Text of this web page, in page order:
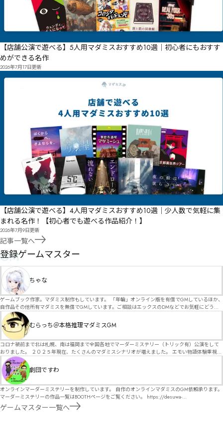
【店舗公演で遊べる】5人用マダミスおすすめ10選｜初心者にもおすす
めができる名作
2026年7月17日更新
【店舗公演で遊べる】4人用マダミスおすすめ10選｜少人数で気軽に集
まれる名作！【初心者でも遊べる作品紹介！】
2026年7月9日更新
記事一覧へ
GM
登録ゲームマスター
ちゃな
ゲームブック作家。マダミス制作もしています。 「年輪」オンライン版を有償でGMしているほか、
自作品その他所有マダミスを無償でGMしています。ご相談はエックスのDMなどでお気軽にどう
ぞ。
むらっち＠本格推理マダミスGM
コロナ禍前まで北は札幌、南は福岡まで全国各地でマーダーミステリー（トリック有）公演をして
おりました。 ２０２５年現在、たくさんのマダミスシナリオが増えました。 エモい物語体験重視の
シナリオがマダミス・マーダーミステリーというジャンル名でたくさんあるため、そのようなシナ
リオは簡単に遊べます。 しかし、２～３時間ずっと考え＆議論して、見たことないトリックが解け
る閃きや犯人として逃げ切る楽しみのある本格推理マーダーミステリーを見つけることが難しくな
劇団ですわ
オンラインマーダーミステリーを制作しています。 自作のオンラインマダミスのGM依頼承ります。
マーダーミステリーの作品一覧はBOOTHページをご覧ください。 https://desuwa-
madamisu.booth.pm/ 以下注意事項をご一読、同意の上で、予約フォームからご連絡ください。
■GM依頼の注意事項■ ①依頼をする作品のＢＯＯＴＨの概要を確認した上で、依頼してくださ
ゲームマスター一覧へ